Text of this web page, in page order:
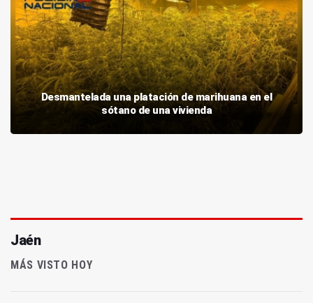
Desmantelada una platación de marihuana en el
sótano de una vivienda
Jaén
MÁS VISTO HOY